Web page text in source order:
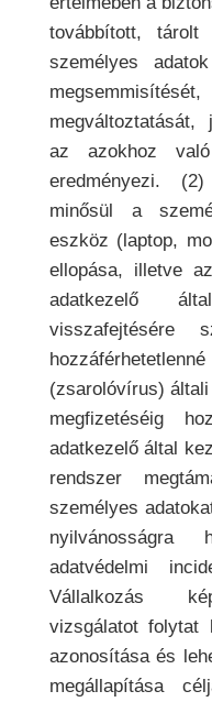
továbbított,
személyes
az azokhoz való
eredményezi.
minősül a
eszköz (laptop,
ellopása, illetve
adatkezelő
visszafejtésére
(zsarolóvírus)
megfizetéséig
adatkezelő által
rendszer
személyes
adatvédelmi
Vállalkozás
vizsgálatot folytat
azonosítása és
megállapítása